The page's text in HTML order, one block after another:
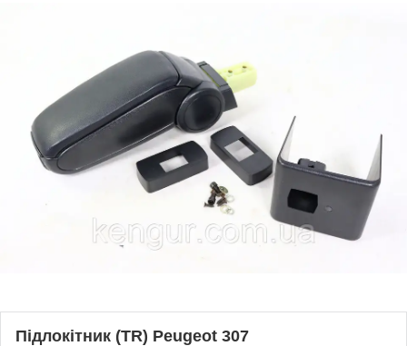
Підлокітник (TR) Peugeot 307